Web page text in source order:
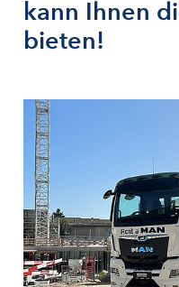
kann Ihnen
bieten!